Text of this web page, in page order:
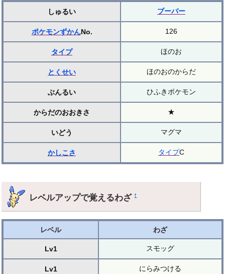
しゅるい ブーバー
ポケモンずかんNo. 126
タイプ ほのお
とくせい ほのおのからだ
ぶんるい ひふきポケモン
からだのおおきさ ★
いどう マグマ
かしこさ タイプC
レベルアップで覚えるわざ†
レベル わざ
Lv1 スモッグ
Lv1 にらみつける